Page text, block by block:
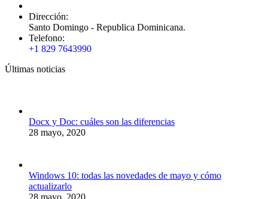
Dirección:
Santo Domingo - Republica Dominicana.
Telefono:
+1 829 7643990
Últimas noticias
Docx y Doc: cuáles son las diferencias
28 mayo, 2020
Windows 10: todas las novedades de mayo y cómo
actualizarlo